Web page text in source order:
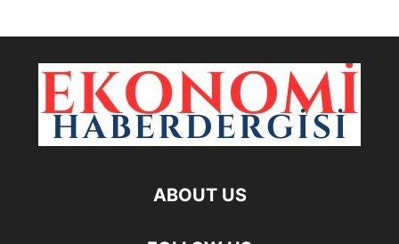
ABOUT US